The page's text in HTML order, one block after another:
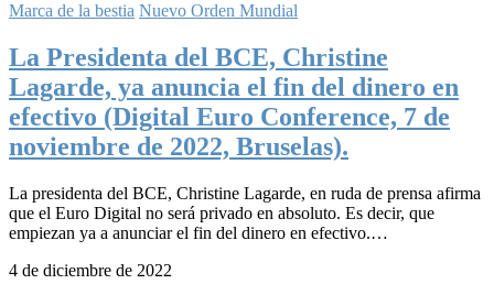
Marca de la bestia Nuevo Orden Mundial
La Presidenta del BCE, Christine
Lagarde, ya anuncia el fin del dinero en
efectivo (Digital Euro Conference, 7 de
noviembre de 2022, Bruselas).
La presidenta del BCE, Christine Lagarde, en ruda de prensa afirma
que el Euro Digital no será privado en absoluto. Es decir, que
empiezan ya a anunciar el fin del dinero en efectivo.…
4 de diciembre de 2022